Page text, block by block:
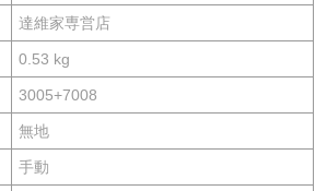
達維家専営店
0.53 kg
3005+7008
無地
手動